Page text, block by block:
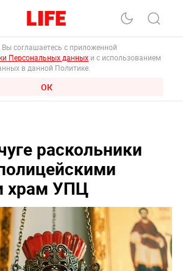
соглашаетесь с приложенной
Персональных данных и с использованием
в данной Политике.
ОК
раскольники
храм УПЦ